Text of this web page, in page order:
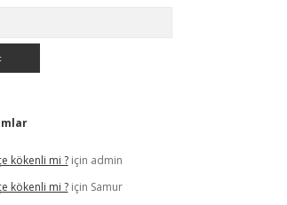
kökenli mi ?için admin
kökenli mi ?için Samur